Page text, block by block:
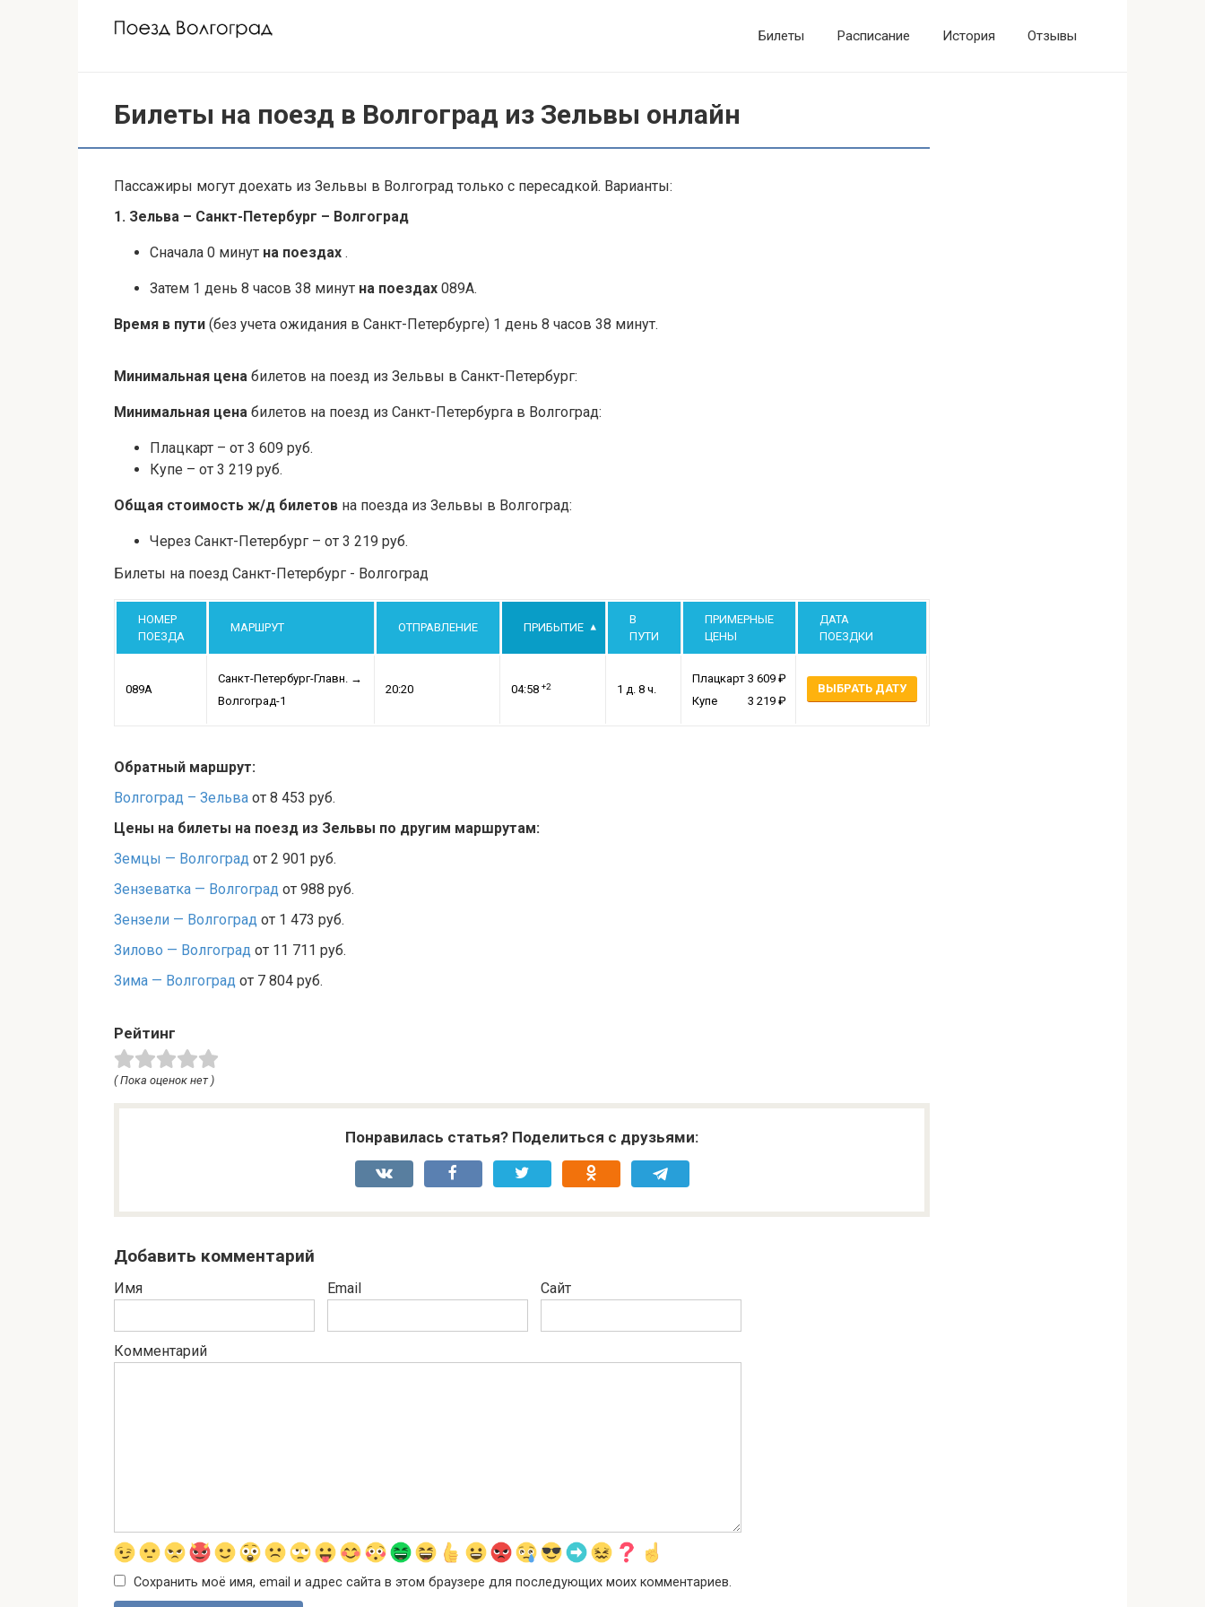
Билеты Расписание История Отзывы
Билеты на поезд в Волгоград из Зельвы онлайн
Пассажиры могут доехать из Зельвы в Волгоград только с пересадкой. Варианты:
1. Зельва – Санкт-Петербург – Волгоград
Сначала 0 минут на поездах .
Затем 1 день 8 часов 38 минут на поездах 089А.
Время в пути (без учета ожидания в Санкт-Петербурге) 1 день 8 часов 38 минут.
Минимальная цена билетов на поезд из Зельвы в Санкт-Петербург:
Минимальная цена билетов на поезд из Санкт-Петербурга в Волгоград:
Плацкарт – от 3 609 руб.
Купе – от 3 219 руб.
Общая стоимость ж/д билетов на поезда из Зельвы в Волгоград:
Через Санкт-Петербург – от 3 219 руб.
Билеты на поезд Санкт-Петербург - Волгоград
НОМЕР
ПОЕЗДА
МАРШРУТ ОТПРАВЛЕНИЕ ПРИБЫТИЕ
В
ПУТИ
ПРИМЕРНЫЕ
ЦЕНЫ
ДАТА
ПОЕЗДКИ
089А
Санкт-Петербург-Главн. →
Волгоград-1
20:20 04:58 +2 1 д. 8 ч.
Плацкарт 3 609
Купе
3 219
ВЫБРАТЬ ДАТУ
Обратный маршрут:
Волгоград – Зельва от 8 453 руб.
Цены на билеты на поезд из Зельвы по другим маршрутам:
Земцы — Волгоград от 2 901 руб.
Зензеватка — Волгоград от 988 руб.
Зензели — Волгоград от 1 473 руб.
Зилово — Волгоград от 11 711 руб.
Зима — Волгоград от 7 804 руб.
Рейтинг
( Пока оценок нет )
Понравилась статья? Поделиться с друзьями:
Добавить комментарий
Имя Email Сайт
Комментарий
Сохранить моё имя, email и адрес сайта в этом браузере для последующих моих комментариев.